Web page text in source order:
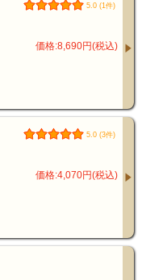
5.0 (1件)
価格:8,690円(税込)
5.0 (3件)
価格:4,070円(税込)